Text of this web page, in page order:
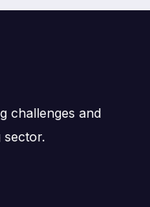
challenges and
sector.